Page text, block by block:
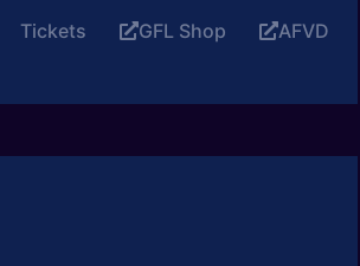
Tickets GFL Shop AFVD